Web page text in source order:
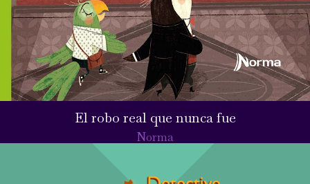
El robo real que nunca fue
Norma